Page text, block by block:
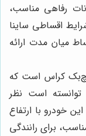
رفاهی مناسب،
اقساطی ساینا
میان مدت ارائه
کراس است که
است نظر
خودرو با ارتفاع
برای رانندگی